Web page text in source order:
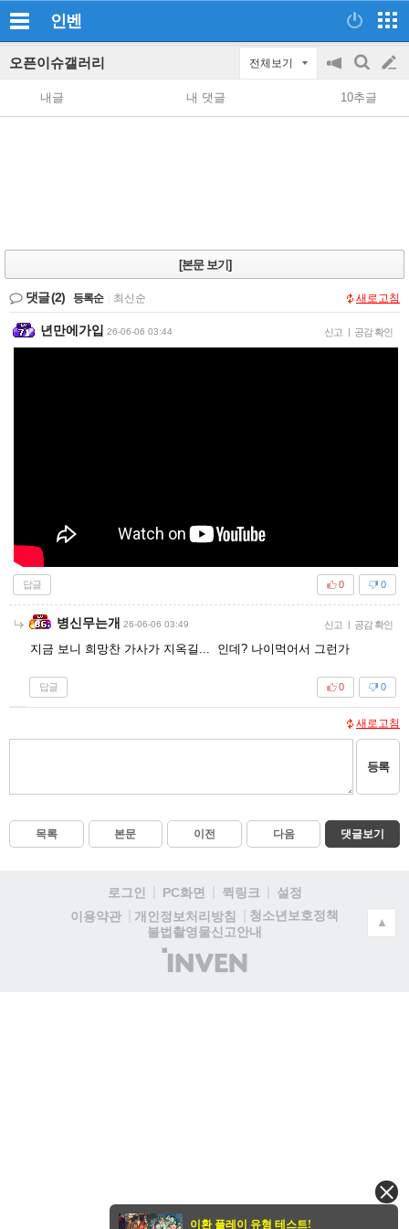
인벤
오픈이슈갤러리 전체보기
공
지
on/off
검
색
글
쓰
내글 내 댓글 10추글
[본문 보기]
댓글(2) 등록순 최신순 새로고침
년만에가입 26-06-06 03:44 신고 | 공감 확인
답글 0
0
병신무는개 26-06-06 03:49 신고 | 공감 확인
지금 보니 희망찬 가사가 지옥길... 인데? 나이먹어서 그런가
답글 0
0
새로고침
등록
목록 본문 이전 다음 댓글보기
로그인 PC화면 퀵링크
설정
이용약관
개인정보처리방침
청소년보호정책
불법촬영물신고안내
(주)
인
▲
이환 플레이 유형 테스트!